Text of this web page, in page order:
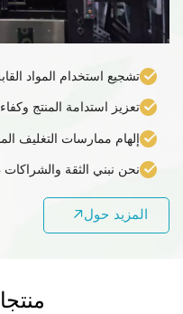
تشجيع استخدام المواد
تعزيز استدامة المنتج
إلهام ممارسات التغليف
نحن نبني الثقة والشراكات
المزيد حول